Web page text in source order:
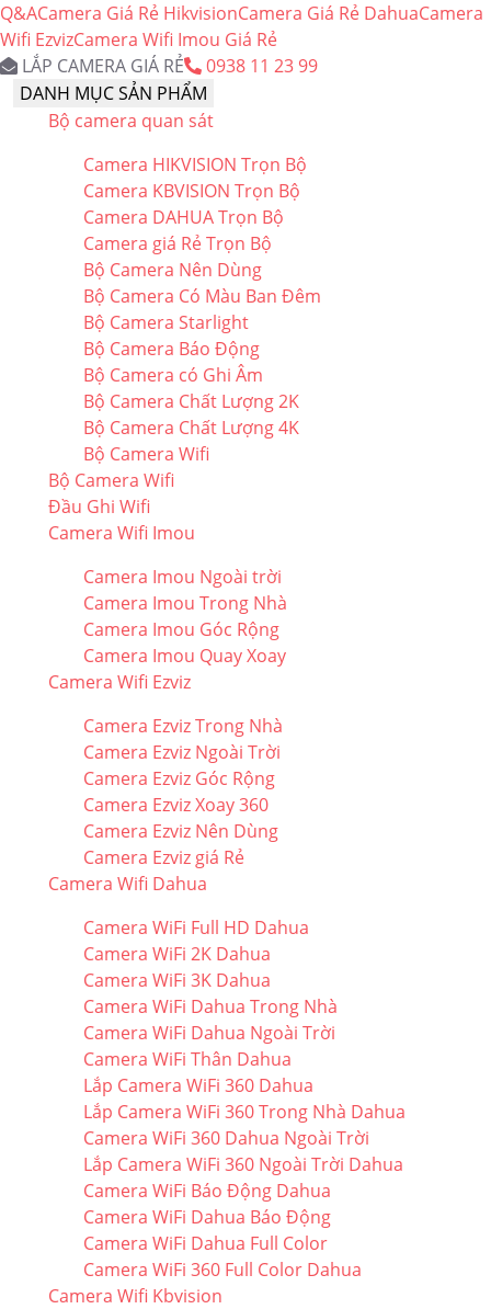
Q&ACamera Giá Rẻ HikvisionCamera Giá Rẻ DahuaCamera
Wifi EzvizCamera Wifi Imou Giá Rẻ
LẮP CAMERA GIÁ RẺ
0938 11 23 99
DANH MỤC SẢN PHẨM
Bộ camera quan sát
Camera HIKVISION Trọn Bộ
Camera KBVISION Trọn Bộ
Camera DAHUA Trọn Bộ
Camera giá Rẻ Trọn Bộ
Bộ Camera Nên Dùng
Bộ Camera Có Màu Ban Đêm
Bộ Camera Starlight
Bộ Camera Báo Động
Bộ Camera có Ghi Âm
Bộ Camera Chất Lượng 2K
Bộ Camera Chất Lượng 4K
Bộ Camera Wifi
Bộ Camera Wifi
Đầu Ghi Wifi
Camera Wifi Imou
Camera Imou Ngoài trời
Camera Imou Trong Nhà
Camera Imou Góc Rộng
Camera Imou Quay Xoay
Camera Wifi Ezviz
Camera Ezviz Trong Nhà
Camera Ezviz Ngoài Trời
Camera Ezviz Góc Rộng
Camera Ezviz Xoay 360
Camera Ezviz Nên Dùng
Camera Ezviz giá Rẻ
Camera Wifi Dahua
Camera WiFi Full HD Dahua
Camera WiFi 2K Dahua
Camera WiFi 3K Dahua
Camera WiFi Dahua Trong Nhà
Camera WiFi Dahua Ngoài Trời
Camera WiFi Thân Dahua
Lắp Camera WiFi 360 Dahua
Lắp Camera WiFi 360 Trong Nhà Dahua
Camera WiFi 360 Dahua Ngoài Trời
Lắp Camera WiFi 360 Ngoài Trời Dahua
Camera WiFi Báo Động Dahua
Camera WiFi Dahua Báo Động
Camera WiFi Dahua Full Color
Camera WiFi 360 Full Color Dahua
Camera Wifi Kbvision